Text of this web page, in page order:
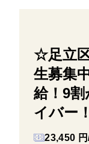
☆足立
生募集
給！9
イバー！
23,450 円